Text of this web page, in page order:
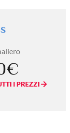
I PREZZI